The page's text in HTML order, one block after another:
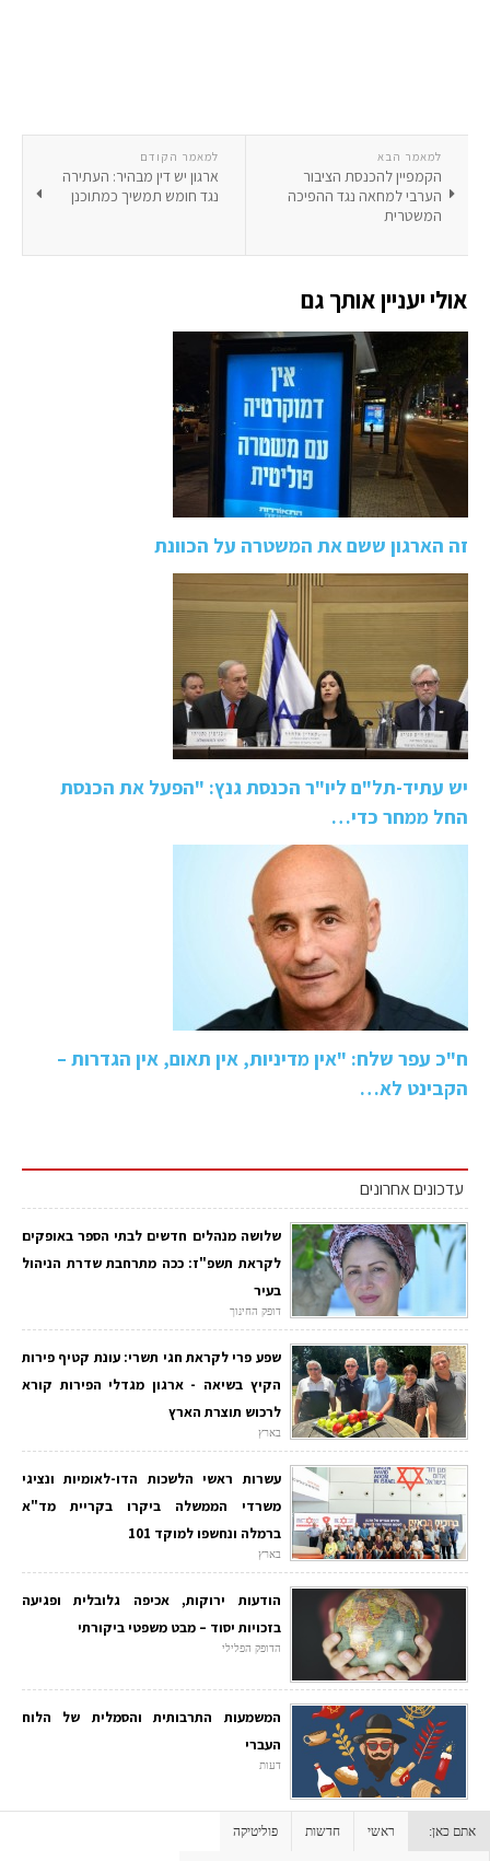
למאמר הקודם
ארגון יש דין מבהיר: העתירה
נגד חומש תמשיך כמתוכנן
למאמר הבא
הקמפיין להכנסת הציבור
הערבי למחאה נגד ההפיכה
המשטרית
אולי יעניין אותך גם
זה הארגון ששם את המשטרה על הכוונת
יש עתיד-תל"ם ליו"ר הכנסת גנץ: "הפעל את הכנסת
החל ממחר כדי…
ח"כ עפר שלח: "אין מדיניות, אין תאום, אין הגדרות –
הקבינט לא…
עדכונים אחרונים
שלושה מנהלים חדשים לבתי הספר באופקים
לקראת תשפ"ז: ככה מתרחבת שדרת הניהול
בעיר
דופק החינוך
שפע פרי לקראת חגי תשרי: עונת קטיף פירות
הקיץ בשיאה - ארגון מגדלי הפירות קורא
לרכוש תוצרת הארץ
בארץ
עשרות ראשי הלשכות הדו-לאומיות ונציגי
משרדי הממשלה ביקרו בקריית מד"א
ברמלה ונחשפו למוקד 101
בארץ
הודעות ירוקות, אכיפה גלובלית ופגיעה
בזכויות יסוד – מבט משפטי ביקורתי
הדופק הפלילי
המשמעות התרבותית והסמלית של הלוח
העברי
דעות
אתם כאן: ראשי חדשות פוליטיקה